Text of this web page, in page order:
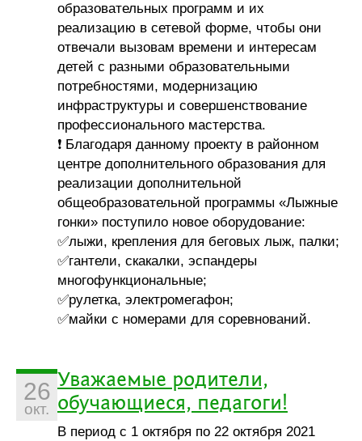
образовательных программ и их
реализацию в сетевой форме, чтобы они
отвечали вызовам времени и интересам
детей с разными образовательными
потребностями, модернизацию
инфраструктуры и совершенствование
профессионального мастерства.
❗ Благодаря данному проекту в районном
центре дополнительного образования для
реализации дополнительной
общеобразовательной программы «Лыжные
гонки» поступило новое оборудование:
✅лыжи, крепления для беговых лыж, палки;
✅гантели, скакалки, эспандеры
многофункциональные;
✅рулетка, электромегафон;
✅майки с номерами для соревнований.
26
окт.
Уважаемые родители,
обучающиеся, педагоги!
В период с 1 октября по 22 октября 2021